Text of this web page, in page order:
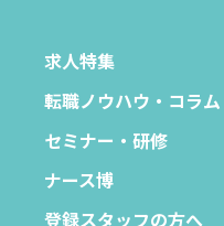
求人特集
転職ノウハウ・コラム
セミナー・研修
ナース博
登録スタッフの方へ